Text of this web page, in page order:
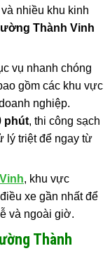
nhiều khu kinh
Thành Vinh
vụ nhanh chóng
gồm các khu vực
nghiệp.
phút, thi công sạch
lý triệt để ngay từ
, khu vực
xe gần nhất để
và ngoài giờ.
Thành